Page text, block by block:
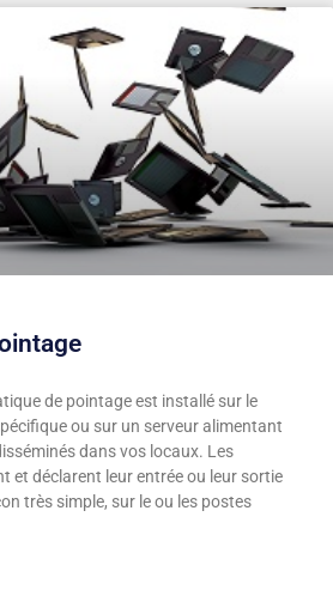
de pointage est installé sur le
ou sur un serveur alimentant
dans vos locaux. Les
et déclarent leur entrée ou leur sortie
très simple, sur le ou les postes